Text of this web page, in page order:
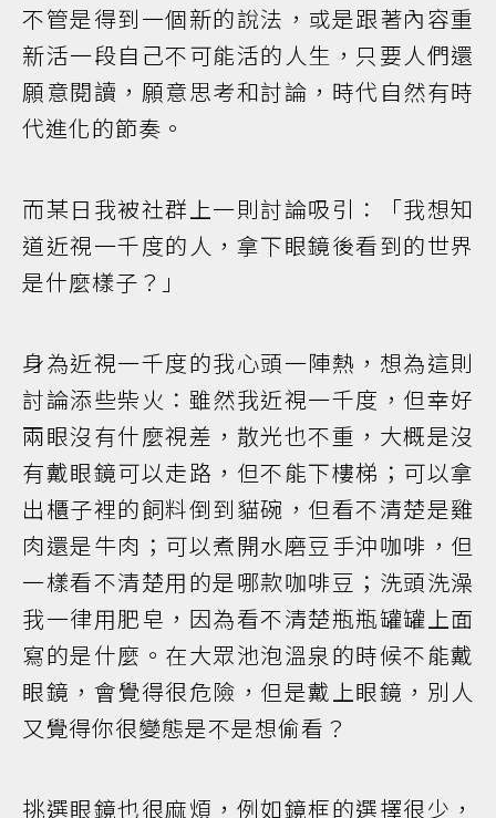
不管是得到一個新的說法，或是跟著內容重
新活一段自己不可能活的人生，只要人們還
願意閱讀，願意思考和討論，時代自然有時
代進化的節奏。
而某日我被社群上一則討論吸引：「我想知
道近視一千度的人，拿下眼鏡後看到的世界
是什麼樣子？」
身為近視一千度的我心頭一陣熱，想為這則
討論添些柴火：雖然我近視一千度，但幸好
兩眼沒有什麼視差，散光也不重，大概是沒
有戴眼鏡可以走路，但不能下樓梯；可以拿
出櫃子裡的飼料倒到貓碗，但看不清楚是雞
肉還是牛肉；可以煮開水磨豆手沖咖啡，但
一樣看不清楚用的是哪款咖啡豆；洗頭洗澡
我一律用肥皂，因為看不清楚瓶瓶罐罐上面
寫的是什麼。在大眾池泡溫泉的時候不能戴
眼鏡，會覺得很危險，但是戴上眼鏡，別人
又覺得你很變態是不是想偷看？
挑選眼鏡也很麻煩，例如鏡框的選擇很少，